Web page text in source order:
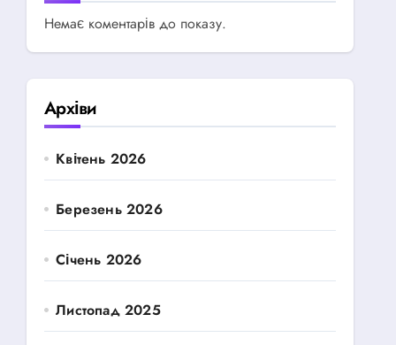
Немає коментарів до показу.
Архіви
Квітень 2026
Березень 2026
Січень 2026
Листопад 2025